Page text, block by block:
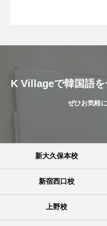
K Villageで韓国語
ぜひお気軽
新大久保本校
新宿西口校
上野校